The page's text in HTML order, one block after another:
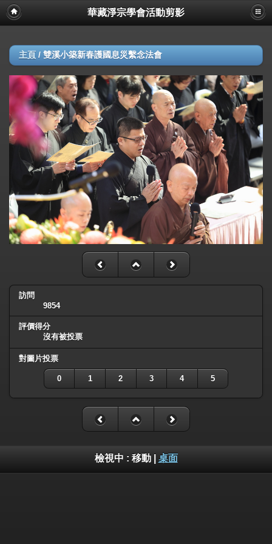
華藏淨宗學會活動剪影
主頁 / 雙溪小築新春護國息災繫念法會
訪問
9854
評價得分
沒有被投票
對圖片投票
0 1 2 3 4 5
檢視中 : 移動| 桌面